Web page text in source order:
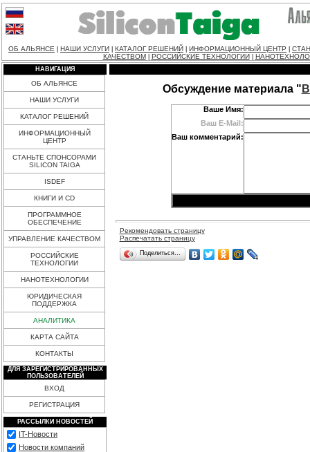
ОБ АЛЬЯНСЕ НАШИ УСЛУГИ КАТАЛОГ РЕШЕНИЙ ИНФОРМАЦИОННЫЙ ЦЕНТР
КАЧЕСТВОМ
РОССИЙСКИЕ ТЕХНОЛОГИИ
НАВИГАЦИЯ
ОБ АЛЬЯНСЕ
НАШИ УСЛУГИ
КАТАЛОГ РЕШЕНИЙ
ИНФОРМАЦИОННЫЙ
ЦЕНТР
СТАНЬТЕ СПОНСОРАМИ
SILICON TAIGA
ISDEF
КНИГИ И CD
ПРОГРАММНОЕ
ОБЕСПЕЧЕНИЕ
УПРАВЛЕНИЕ КАЧЕСТВОМ
РОССИЙСКИЕ
ТЕХНОЛОГИИ
НАНОТЕХНОЛОГИИ
ЮРИДИЧЕСКАЯ
ПОДДЕРЖКА
АНАЛИТИКА
КАРТА САЙТА
КОНТАКТЫ
ДЛЯ ЗАРЕГИСТРИРОВАННЫХ
ПОЛЬЗОВАТЕЛЕЙ
ВХОД
РЕГИСТРАЦИЯ
РАССЫЛКИ НОВОСТЕЙ
IT-Новости
Новости компаний
Обсуждение материала "
Ваше Имя:
Ваш E-Mail:
Ваш комментарий:
Рекомендовать страницу
Распечатать страницу
Поделиться…